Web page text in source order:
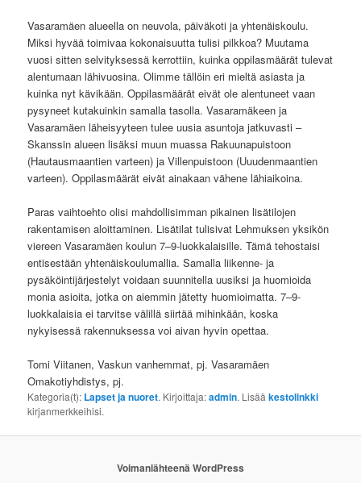
Vasaramäen alueella on neuvola, päiväkoti ja yhtenäiskoulu.
Miksi hyvää toimivaa kokonaisuutta tulisi pilkkoa? Muutama
vuosi sitten selvityksessä kerrottiin, kuinka oppilasmäärät tulevat
alentumaan lähivuosina. Olimme tällöin eri mieltä asiasta ja
kuinka nyt kävikään. Oppilasmäärät eivät ole alentuneet vaan
pysyneet kutakuinkin samalla tasolla. Vasaramäkeen ja
Vasaramäen läheisyyteen tulee uusia asuntoja jatkuvasti –
Skanssin alueen lisäksi muun muassa Rakuunapuistoon
(Hautausmaantien varteen) ja Villenpuistoon (Uuudenmaantien
varteen). Oppilasmäärät eivät ainakaan vähene lähiaikoina.
Paras vaihtoehto olisi mahdollisimman pikainen lisätilojen
rakentamisen aloittaminen. Lisätilat tulisivat Lehmuksen yksikön
viereen Vasaramäen koulun 7–9-luokkalaisille. Tämä tehostaisi
entisestään yhtenäiskoulumallia. Samalla liikenne- ja
pysäköintijärjestelyt voidaan suunnitella uusiksi ja huomioida
monia asioita, jotka on aiemmin jätetty huomioimatta. 7–9-
luokkalaisia ei tarvitse välillä siirtää mihinkään, koska
nykyisessä rakennuksessa voi aivan hyvin opettaa.
Tomi Viitanen, Vaskun vanhemmat, pj. Vasaramäen
Omakotiyhdistys, pj.
Kategoria(t): Lapset ja nuoret. Kirjoittaja:admin. Lisääkestolinkki
kirjanmerkkeihisi.
Voimanlähteenä WordPress